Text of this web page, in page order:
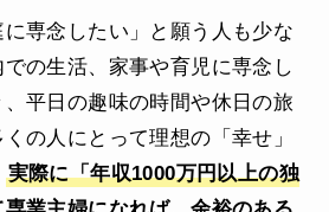
に専念したい」と願う人も少な
の生活、家事や育児に専念し
平日の趣味の時間や休日の旅
の人にとって理想の「幸せ」
実際に「年収1000万円以上の独